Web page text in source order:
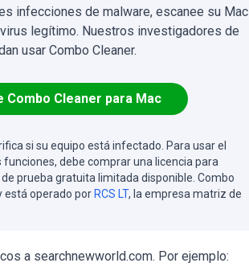
infecciones de malware, escanee su Mac
legítimo. Nuestros investigadores de
usar Combo Cleaner.
Combo Cleaner para Mac
si su equipo está infectado. Para usar el
debe comprar una licencia para
prueba gratuita limitada disponible. Combo
está operado por RCS LT, la empresa matriz de
a searchnewworld.com. Por ejemplo: